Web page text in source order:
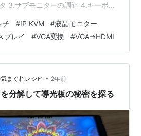
3.サブモニターの調達 4.キーボー
製のIP KVM
］（*3,*4）では、ブラウザ経由で
作することが出来ますが、CUIであ
ませんが、GUIの場合、少々もたつ
る事があります。 また…
チ #IP KVM #液晶モニター
プレイ #VGA変換 #VGA→HDMI
まぐれレシピ • 2年前
分解して導光板の秘密を探る